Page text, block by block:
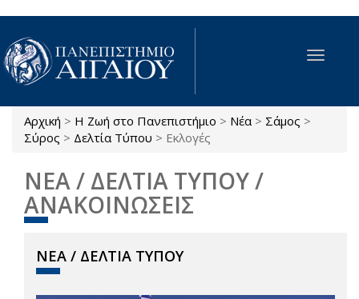
Παράκαμψη προς το κυρίως περιεχόμενο
Toggle
Είστε εδώ
Αρχική > Η Ζωή στο Πανεπιστήμιο > Νέα > Σάμος >
Σύρος > Δελτία Τύπου > Εκλογές
ΝΕΑ / ΔΕΛΤΙΑ ΤΥΠΟΥ /
ΑΝΑΚΟΙΝΩΣΕΙΣ
ΝΕΑ / ΔΕΛΤΙΑ ΤΥΠΟΥ